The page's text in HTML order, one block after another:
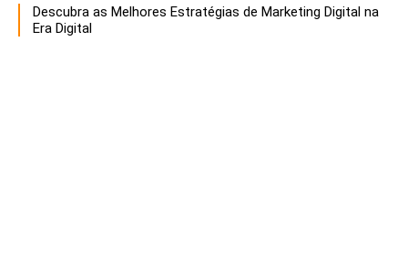
Descubra as Melhores Estratégias de Marketing Digital na
Era Digital